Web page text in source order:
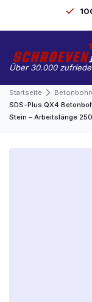
Über 30.000
Startseite
SDS-Plus QX4
Stein – Arbeitslänge